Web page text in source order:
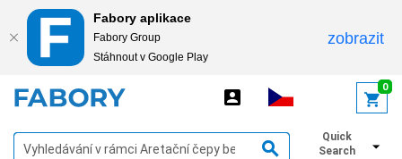
Fabory aplikace
Fabory Group
Stáhnout v Google Play
zobrazit
0
Quick
Search
Zobrazit filtry